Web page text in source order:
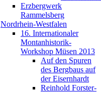
Erzbergwerk
Rammelsberg
Nordrhein-Westfalen
16. Internationaler
Montanhistorik-
Workshop Müsen 2013
Auf den Spuren
des Bergbaus auf
der Eisernhardt
Reinhold Forster-